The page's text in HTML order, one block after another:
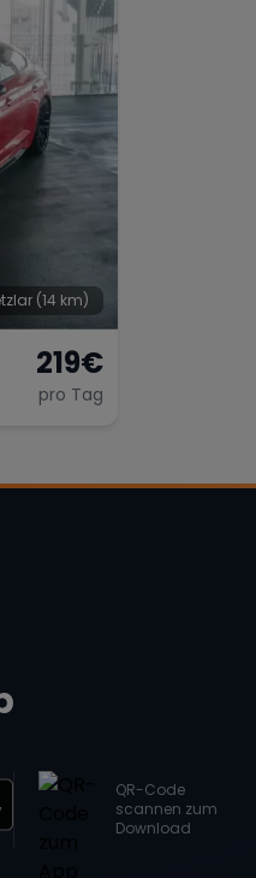
(14 km)
219€
pro Tag
QR-Code
scannen zum
Download